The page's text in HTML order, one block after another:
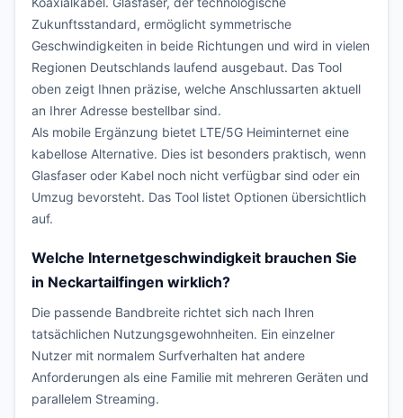
Zukunftsstandard, ermöglicht symmetrische
Geschwindigkeiten in beide Richtungen und wird in vielen
Regionen Deutschlands laufend ausgebaut. Das Tool
oben zeigt Ihnen präzise, welche Anschlussarten aktuell
an Ihrer Adresse bestellbar sind.
Als mobile Ergänzung bietet LTE/5G Heiminternet eine
kabellose Alternative. Dies ist besonders praktisch, wenn
Glasfaser oder Kabel noch nicht verfügbar sind oder ein
Umzug bevorsteht. Das Tool listet Optionen übersichtlich
auf.
Welche Internetgeschwindigkeit brauchen Sie
in Neckartailfingen wirklich?
Die passende Bandbreite richtet sich nach Ihren
tatsächlichen Nutzungsgewohnheiten. Ein einzelner
Nutzer mit normalem Surfverhalten hat andere
Anforderungen als eine Familie mit mehreren Geräten und
parallelem Streaming.